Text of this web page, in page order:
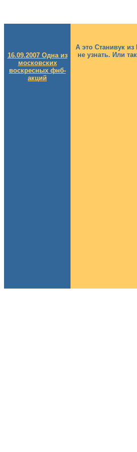
16.09.2007 Одна из
московских
воскресных фнб-
акций
А это Станивук
не узнать. Или